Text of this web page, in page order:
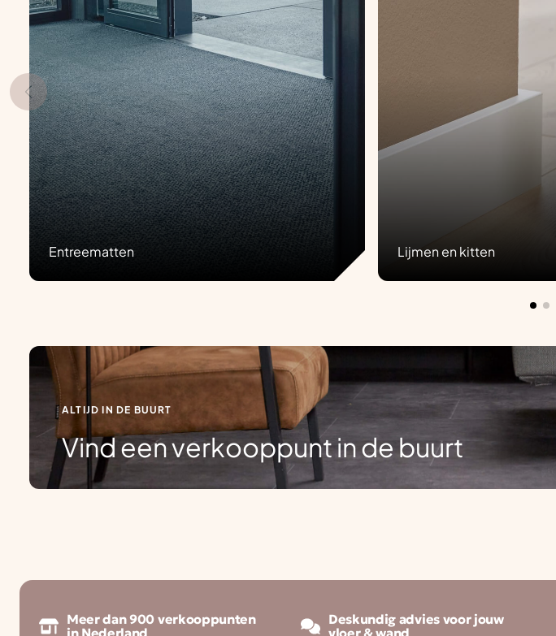
Entreematten Lijmen en kitten
ALTIJD IN DE BUURT
Vind een verkooppunt in de buurt
Meer dan 900 verkooppunten
in Nederland
Deskundig advies voor jouw
vloer & wand